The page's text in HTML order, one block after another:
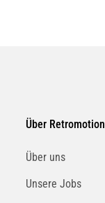
Über Retromotion
Über uns
Unsere Jobs